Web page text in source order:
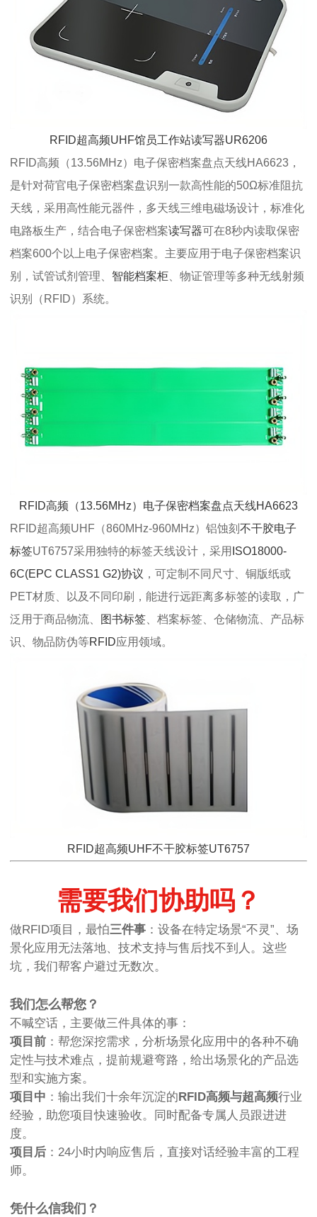
RFID超高频UHF馆员工作站读写器UR6206
RFID高频（13.56MHz）电子保密档案盘点天线HA6623，
是针对荷官电子保密档案盘识别一款高性能的50Ω标准阻抗
天线，采用高性能元器件，多天线三维电磁场设计，标准化
电路板生产，结合电子保密档案读写器可在8秒内读取保密
档案600个以上电子保密档案。主要应用于电子保密档案识
别，试管试剂管理、 智能档案柜 、物证管理等多种无线射频
识别（RFID）系统。
RFID高频（13.56MHz）电子保密档案盘点天线HA6623
RFID超高频UHF（860MHz-960MHz）铝蚀刻 不干胶电子
标签UT6757采用独特的标签天线设计，采用 ISO18000-
6C(EPC CLASS1 G2)协议 ，可定制不同尺寸、铜版纸或
PET材质、以及不同印刷，能进行远距离多标签的读取，广
泛用于商品物流、
图书标签 、档案标签、仓储物流、产品标
识、物品防伪等RFID应用领域。
RFID超高频UHF不干胶标签UT6757
需要我们协助吗？
做RFID项目，最怕三件事 ：设备在特定场景“不灵”、场
景化应用无法落地、技术支持与售后找不到人。这些
坑，我们帮客户避过无数次。
我们怎么帮您？
不喊空话，主要做三件具体的事：
项目前 ：帮您深挖需求，分析场景化应用中的各种不确
定性与技术难点，提前规避弯路，给出场景化的产品选
型和实施方案。
项目中 ：输出我们十余年沉淀的 RFID高频与超高频行业
经验，助您项目快速验收。同时配备专属人员跟进进
度。
项目后 ：24小时内响应售后，直接对话经验丰富的工程
师。
凭什么信我们？